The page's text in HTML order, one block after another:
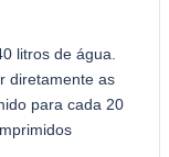
litros de água.
diretamente as
para cada 20